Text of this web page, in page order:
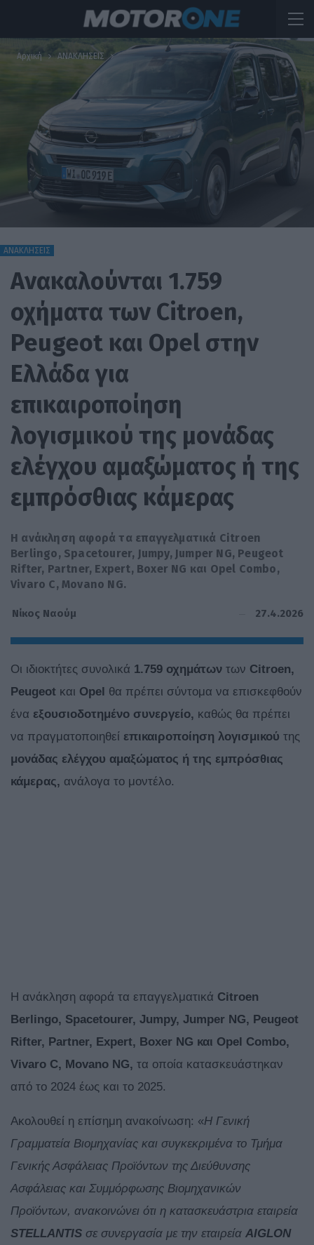
Αρχική ΑΝΑΚΛΗΣΕΙΣ
ΑΝΑΚΛΗΣΕΙΣ
Ανακαλούνται 1.759
οχήματα των Citroen,
Peugeot και Opel στην
Ελλάδα για
επικαιροποίηση
λογισμικού της μονάδας
ελέγχου αμαξώματος ή της
εμπρόσθιας κάμερας
Η ανάκληση αφορά τα επαγγελματικά Citroen
Berlingo, Spacetourer, Jumpy, Jumper NG, Peugeot
Rifter, Partner, Expert, Boxer NG και Opel Combo,
Vivaro C, Movano NG.
Νίκος Ναούμ 27.4.2026
Οι ιδιοκτήτες συνολικά 1.759 οχημάτων των Citroen,
Peugeot και Opel θα πρέπει σύντομα να επισκεφθούν
ένα εξουσιοδοτημένο συνεργείο, καθώς θα πρέπει
να πραγματοποιηθεί επικαιροποίηση λογισμικού της
μονάδας ελέγχου αμαξώματος ή της εμπρόσθιας
κάμερας, ανάλογα το μοντέλο.
Η ανάκληση αφορά τα επαγγελματικά Citroen
Berlingo, Spacetourer, Jumpy, Jumper NG, Peugeot
Rifter, Partner, Expert, Boxer NG και Opel Combo,
Vivaro C, Movano NG, τα οποία κατασκευάστηκαν
από το 2024 έως και το 2025.
Ακολουθεί η επίσημη ανακοίνωση: «H Γενική
Γραμματεία Βιομηχανίας και συγκεκριμένα το Τμήμα
Γενικής Ασφάλειας Προϊόντων της Διεύθυνσης
Ασφάλειας και Συμμόρφωσης Βιομηχανικών
Προϊόντων, ανακοινώνει ότι η κατασκευάστρια εταιρεία
STELLANTIS σε συνεργασία με την εταιρεία AIGLON